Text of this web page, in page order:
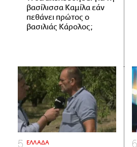
βασίλισσα Καμίλα εάν
πεθάνει πρώτος ο
βασιλιάς Κάρολος;
ΕΛΛΑΔΑ